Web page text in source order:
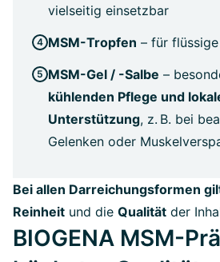
vielseitig einsetzbar
MSM-Tropfen – für
MSM-Gel / -Salbe –
kühlenden Pflege und
Unterstützung, z. B. bei
Gelenken oder
Bei allen Darreichungsformen
Reinheit und die Qualität der
BIOGENA MSM-